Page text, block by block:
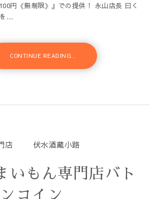
円《無制限》』での提供！ 永山店長 曰く
を…
CONTINUE READING...
店 伏水酒蔵小路
いもん専門店バト
コイン